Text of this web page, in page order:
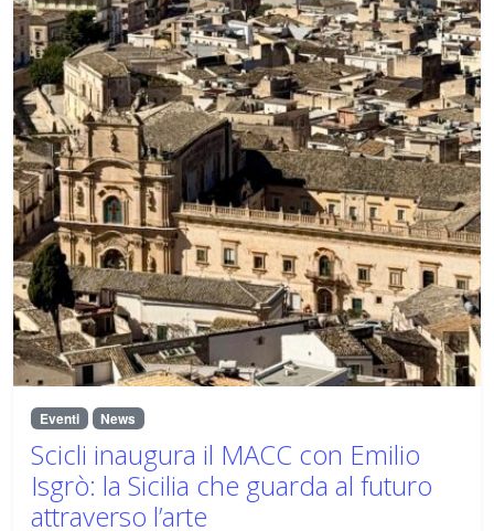
Eventi News
Scicli inaugura il MACC con Emilio
Isgrò: la Sicilia che guarda al futuro
attraverso l’arte